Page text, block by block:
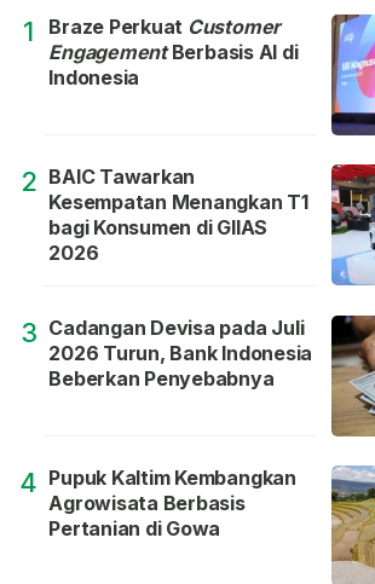
1 Braze Perkuat Customer
EngagementBerbasis AI di
Indonesia
2 BAIC Tawarkan
Kesempatan Menangkan T1
bagi Konsumen di GIIAS
2026
3 Cadangan Devisa pada Juli
2026 Turun, Bank Indonesia
Beberkan Penyebabnya
4 Pupuk Kaltim Kembangkan
Agrowisata Berbasis
Pertanian di Gowa